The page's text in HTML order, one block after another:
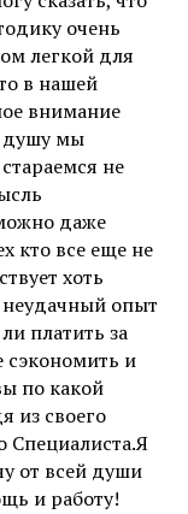
очень
легкой для
в нашей
внимание
душу мы
не
даже
кто все еще не
хоть
опыт
платить за
и
по какой
из своего
Специалиста.Я
от всей души
и работу!